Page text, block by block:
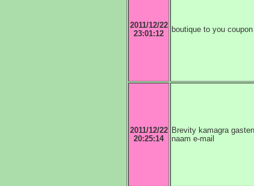
2011/12/22
23:01:12
boutique to you coupon
2011/12/22
20:25:14
Brevity kamagra
naam e-mail